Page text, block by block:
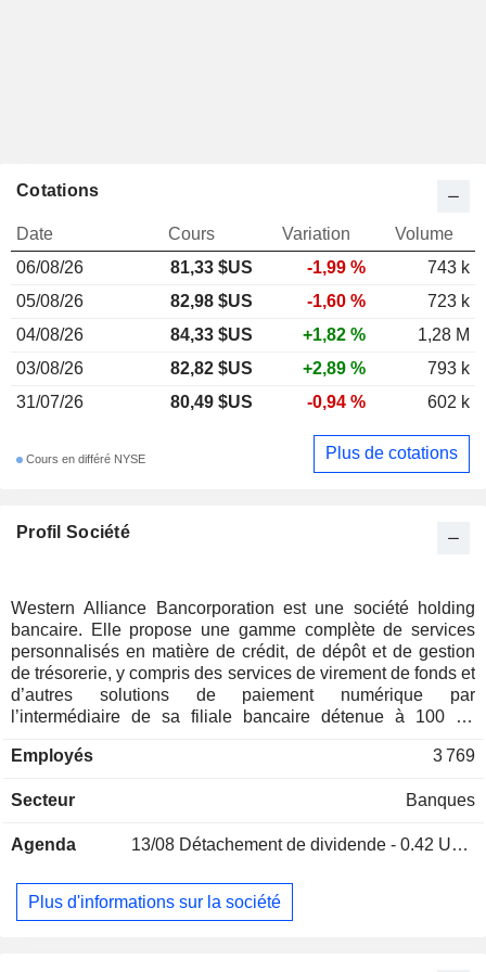
Profil Société
Western Alliance Bancorporation est une société holding
bancaire. Elle propose une gamme complète de services
personnalisés en matière de crédit, de dépôt et de gestion
de trésorerie, y compris des services de virement de fonds et
d’autres solutions de paiement numérique par
l’intermédiaire de sa filiale bancaire détenue à 100 %,
de ses divisions bancaires : Alliance Bank of Arizona, Bank
Pines Bank. La société propose également une gamme de
à travers tout le pays, notamment des services bancaires
services de gestion de trésorerie destinés au secteur des
associations de copropriétaires, ainsi que des services de
Employés 3 769
Secteur Banques
Agenda 13/08 Détachement de dividende - 0.42 USD
Plus d'informations sur la société
Cotations
Date Cours Variation
Volume
06/08/26
81,33 $US -1,99 %
743 k
05/08/26
82,98 $US -1,60 %
723 k
04/08/26
84,33 $US +1,82 %
1,28 M
03/08/26
82,82 $US +2,89 %
793 k
31/07/26
80,49 $US -0,94 % 602 k
Cours en différé NYSE Plus de cotations